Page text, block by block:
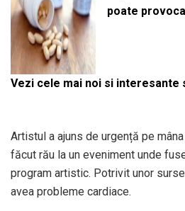
poate
Vezi cele mai noi si interesante
Artistul a ajuns de urgență pe
făcut rău la un eveniment unde
program artistic. Potrivit unor
avea probleme cardiace.